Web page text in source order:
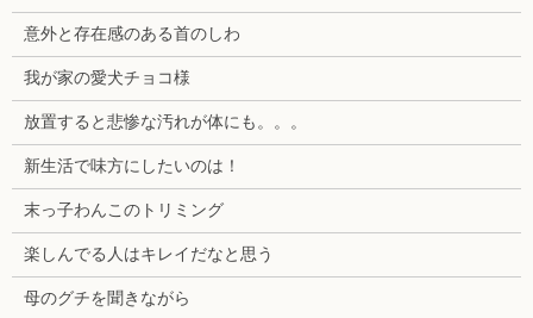
意外と存在感のある首のしわ
我が家の愛犬チョコ様
放置すると悲惨な汚れが体にも。。。
新生活で味方にしたいのは！
末っ子わんこのトリミング
楽しんでる人はキレイだなと思う
母のグチを聞きながら